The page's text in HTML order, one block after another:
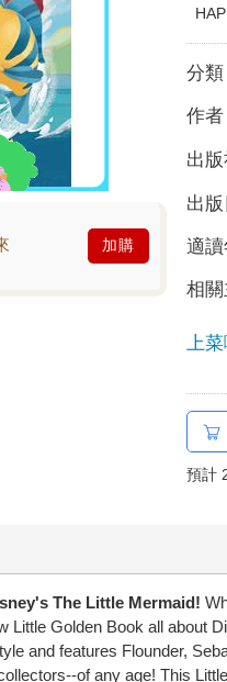
加購
分
作者
出版
出版
適
相
上
預計
The Little Mermaid!
Golden Book all about
and features Flounder,
of any age! This